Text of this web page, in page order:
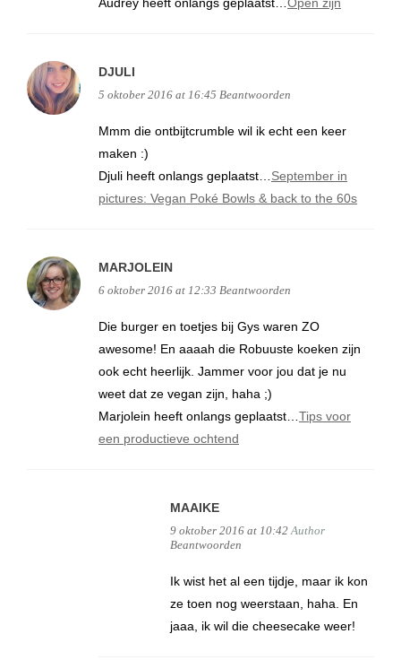
Audrey heeft onlangs geplaatst…Open zijn
DJULI
5 oktober 2016 at 16:45 Beantwoorden
Mmm die ontbijtcrumble wil ik echt een keer
maken :)
Djuli heeft onlangs geplaatst…September in
pictures: Vegan Poké Bowls & back to the 60s
MARJOLEIN
6 oktober 2016 at 12:33 Beantwoorden
Die burger en toetjes bij Gys waren ZO
awesome! En aaaah die Robuuste koeken zijn
ook echt heerlijk. Jammer voor jou dat je nu
weet dat ze vegan zijn, haha ;)
Marjolein heeft onlangs geplaatst…Tips voor
een productieve ochtend
MAAIKE
9 oktober 2016 at 10:42 Author
Beantwoorden
Ik wist het al een tijdje, maar ik kon
ze toen nog weerstaan, haha. En
jaaa, ik wil die cheesecake weer!